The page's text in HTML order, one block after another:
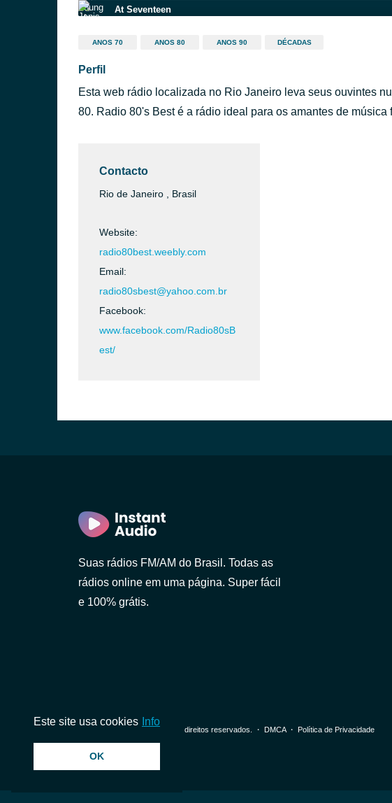
At Seventeen
Shake You Down
Dolly Parton
ANOS 70 ANOS 80 ANOS 90 DÉCADAS
Perfil
Esta web rádio localizada no Rio Janeiro leva seus ouvintes
80. Radio 80's Best é a rádio ideal para os amantes de música
Contacto
Rio de Janeiro , Brasil
Website:
radio80best.weebly.com
Email:
radio80sbest@yahoo.com.br
Facebook:
www.facebook.com/Radio80sB
est/
Suas rádios FM/AM do Brasil. Todas as
rádios online em uma página. Super fácil
e 100% grátis.
© 2026 InstantAudio. Todos os direitos reservados. ・ DMCA・ Política de Privacidade
Este site usa cookies Info
OK